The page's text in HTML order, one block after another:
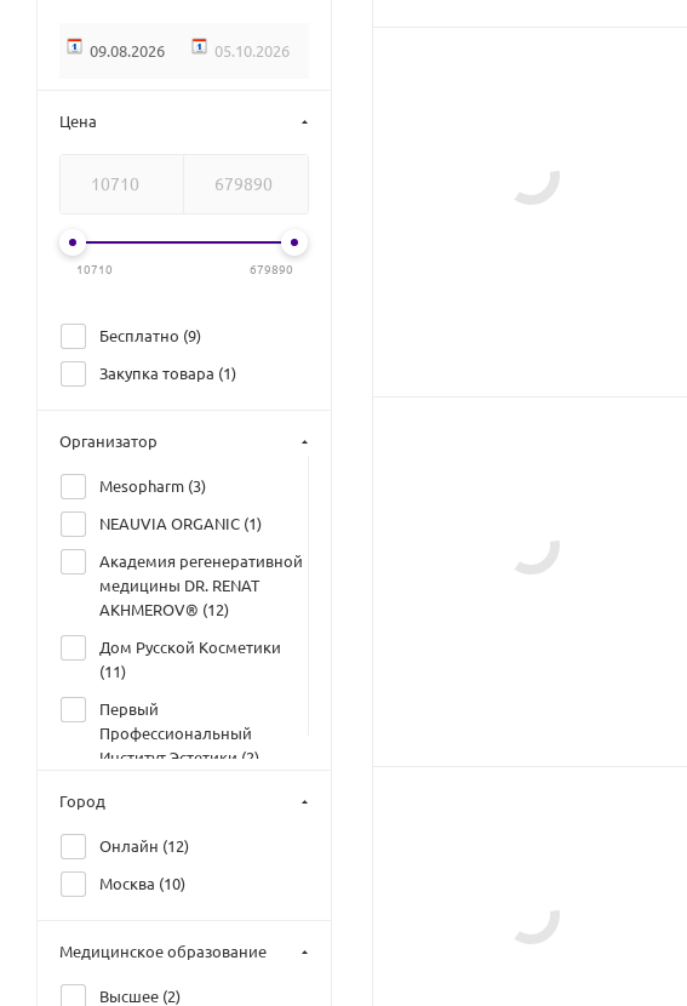
Цена
10710 679890
Бесплатно (9)
Закупка товара (1)
Организатор
Mesopharm (3)
NEAUVIA ORGANIC (1)
Академия регенеративной
медицины DR. RENAT
AKHMEROV® (12)
Дом Русской Косметики
(11)
Первый
Профессиональный
Институт Эстетики (2)
Город
Онлайн (12)
Москва (10)
Медицинское образование
Высшее (2)